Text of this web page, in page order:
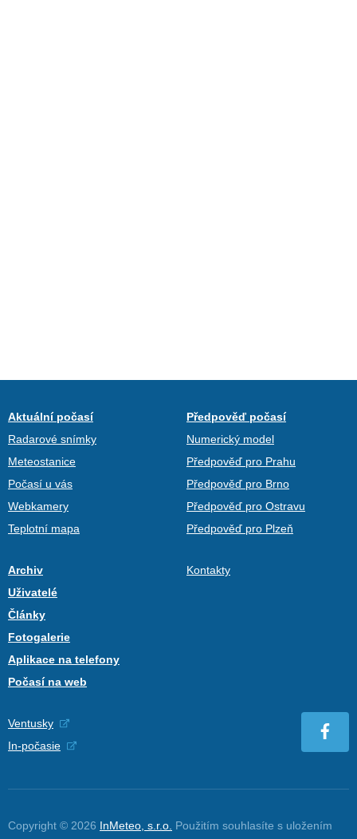
Aktuální počasí
Radarové snímky
Meteostanice
Počasí u vás
Webkamery
Teplotní mapa
Předpověď počasí
Numerický model
Předpověď pro Prahu
Předpověď pro Brno
Předpověď pro Ostravu
Předpověď pro Plzeň
Archiv
Uživatelé
Články
Fotogalerie
Aplikace na telefony
Počasí na web
Kontakty
Ventusky
In-počasie
Copyright © 2026 InMeteo, s.r.o. Použitím souhlasíte s uložením